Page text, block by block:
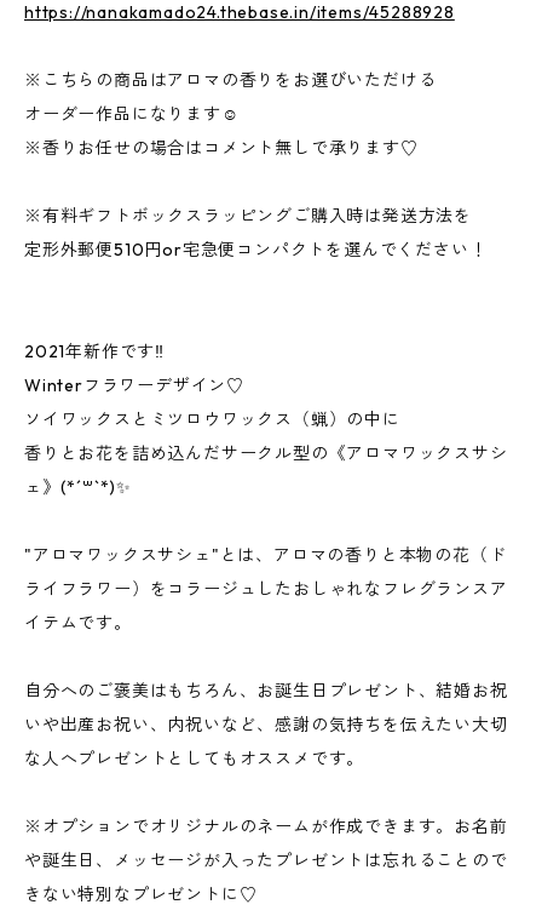
https://nanakamado24.thebase.in/items/45288928
※こちらの商品はアロマの香りをお選びいただける
オーダー作品になります☺︎
※香りお任せの場合はコメント無しで承ります♡
※有料ギフトボックスラッピングご購入時は発送方法を
定形外郵便510円or宅急便コンパクトを選んでください！
2021年新作です‼︎
Winterフラワーデザイン♡
ソイワックスとミツロウワックス（蝋）の中に
香りとお花を詰め込んだサークル型の《アロマワックスサシ
ェ》(*´꒳`*)✨
"アロマワックスサシェ"とは、アロマの香りと本物の花（ド
ライフラワー）をコラージュしたおしゃれなフレグランスア
イテムです。
自分へのご褒美はもちろん、お誕生日プレゼント、結婚お祝
いや出産お祝い、内祝いなど、感謝の気持ちを伝えたい大切
な人へプレゼントとしてもオススメです。
※オプションでオリジナルのネームが作成できます。お名前
や誕生日、メッセージが入ったプレゼントは忘れることので
きない特別なプレゼントに♡